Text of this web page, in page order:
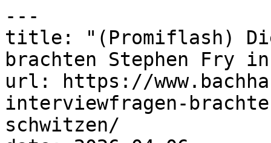
---
title: "(Promiflash)
brachten Stephen Fry
url: https://
interviewfragen-
schwitzen/